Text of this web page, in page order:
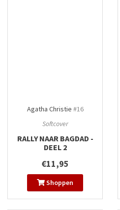
Agatha Christie #16
Softcover
RALLY NAAR BAGDAD -
DEEL 2
€11,95
Shoppen